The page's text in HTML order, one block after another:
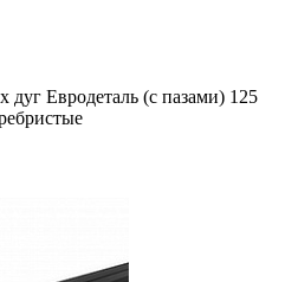
Евродеталь (с пазами) 125